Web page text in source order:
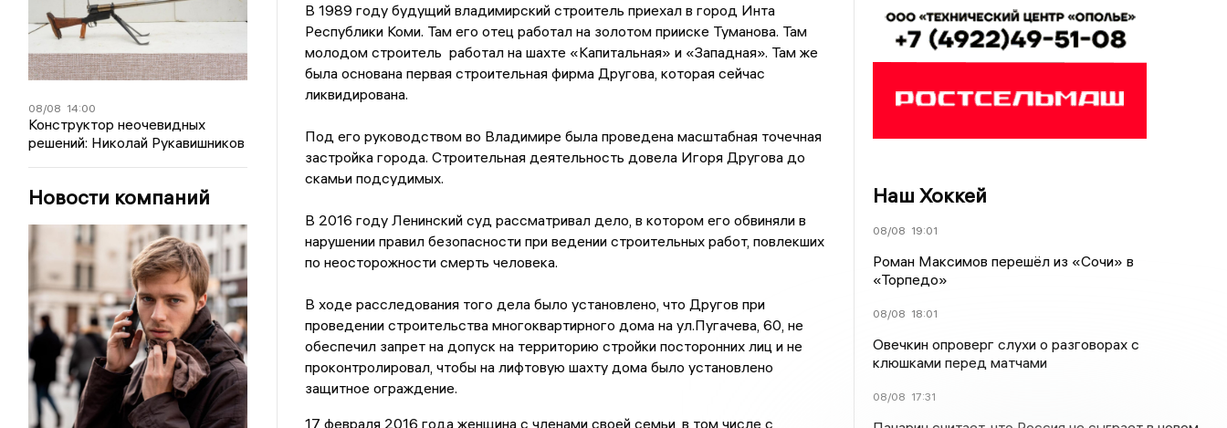
08/08 14:00
Конструктор неочевидных
решений: Николай Рукавишников
Новости компаний
В 1989 году будущий владимирский строитель приехал в город Инта
Республики Коми. Там его отец работал на золотом прииске Туманова. Там
молодом строитель работал на шахте «Капитальная» и «Западная». Там же
была основана первая строительная фирма Другова, которая сейчас
ликвидирована.
Под его руководством во Владимире была проведена масштабная точечная
застройка города. Строительная деятельность довела Игоря Другова до
скамьи подсудимых.
В 2016 году Ленинский суд рассматривал дело, в котором его обвиняли в
нарушении правил безопасности при ведении строительных работ, повлекших
по неосторожности смерть человека.
В ходе расследования того дела было установлено, что Другов при
проведении строительства многоквартирного дома на ул.Пугачева, 60, не
обеспечил запрет на допуск на территорию стройки посторонних лиц и не
проконтролировал, чтобы на лифтовую шахту дома было установлено
защитное ограждение.
17 февраля 2016 года женщина с членами своей семьи, в том числе с
Наш Хоккей
08/08 19:01
Роман Максимов перешёл из «Сочи» в
«Торпедо»
08/08 18:01
Овечкин опроверг слухи о разговорах с
клюшками перед матчами
08/08 17:31